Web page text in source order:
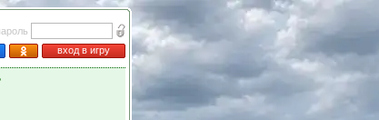
вход в игру